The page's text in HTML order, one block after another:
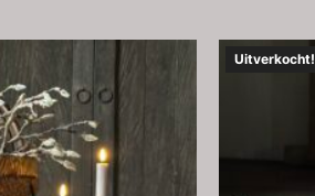
Uitverkocht!